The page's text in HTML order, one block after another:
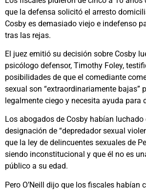
que la defensa solicitó el arresto
Cosby es demasiado viejo e indefenso
tras las rejas.
El juez emitió su decisión sobre Cosby
psicólogo defensor, Timothy Foley,
posibilidades de que el comediante
sexual son “extraordinariamente bajas”
legalmente ciego y necesita ayuda para
Los abogados de Cosby habían luchado
designación de “depredador sexual
que la ley de delincuentes sexuales de
siendo inconstitucional y que él no es
público a su edad.
Pero O’Neill dijo que los fiscales habían